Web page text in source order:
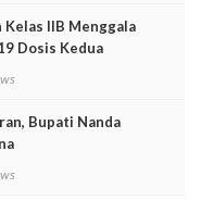
Kelas IIB Menggala
Dosis Kedua
Bupati Nanda